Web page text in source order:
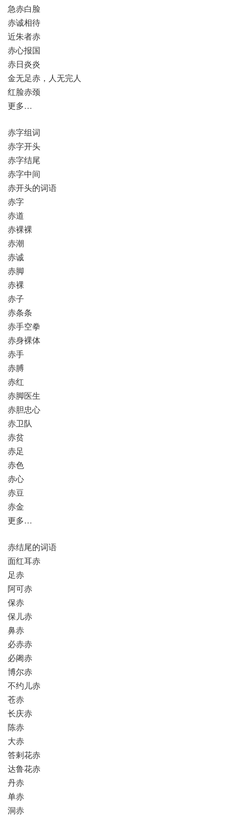
急赤白脸
赤诚相待
近朱者赤
赤心报国
赤日炎炎
金无足赤，人无完人
红脸赤颈
更多…
赤字组词
赤字开头
赤字结尾
赤字中间
赤开头的词语
赤字
赤道
赤裸裸
赤潮
赤诚
赤脚
赤裸
赤子
赤条条
赤手空拳
赤身裸体
赤手
赤膊
赤红
赤脚医生
赤胆忠心
赤卫队
赤贫
赤足
赤色
赤心
赤豆
赤金
更多…
赤结尾的词语
面红耳赤
足赤
阿可赤
保赤
保儿赤
鼻赤
必赤赤
必阇赤
博尔赤
不约儿赤
苍赤
长庆赤
陈赤
大赤
答剌花赤
达鲁花赤
丹赤
单赤
洞赤